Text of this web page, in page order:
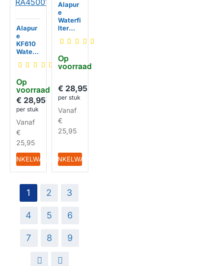
HUISMERK
Op
voorraad
Alapur
e
KF610
Waterfi
geschi
UltraCl
arity
Pro
110325
18 /
KSZ50
UCP /
012
€ 28,95
per stuk
Vanaf
€
25,95
IN WINKELWAGEN
HUISMERK
Op
voorraad
Alapur
e
Waterfi
lter
kt voor
nau
110325
012
UltraCl
arity
Pro
€ 28,95
per stuk
Vanaf
€
25,95
IN WINKELWAGEN
1 2 3
4 5 6
7 8 9
> >|